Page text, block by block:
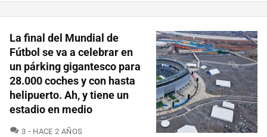
La final del Mundial de
Fútbol se va a celebrar en
un párking gigantesco para
28.000 coches y con hasta
helipuerto. Ah, y tiene un
estadio en medio
3 COMENTARIOS
HACE 2 AÑOS